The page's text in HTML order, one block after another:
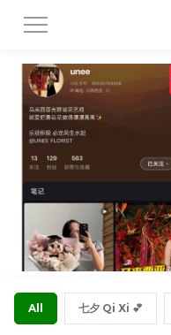
All 七夕 Qi Xi 💕